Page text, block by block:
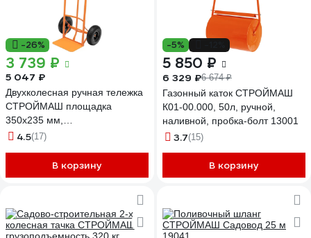
-26%
3 739 ₽
5 047 ₽
Двухколесная ручная тележка
СТРОЙМАШ площадка
350x235 мм,
грузоподъемность 150 кг,
4.5(17)
В корзину
-5%
5 850 ₽
6 329 ₽6 674 ₽
Газонный каток СТРОЙМАШ
К01-00.000, 50л, ручной,
наливной, пробка-болт 13001
3.7(15)
В корзину